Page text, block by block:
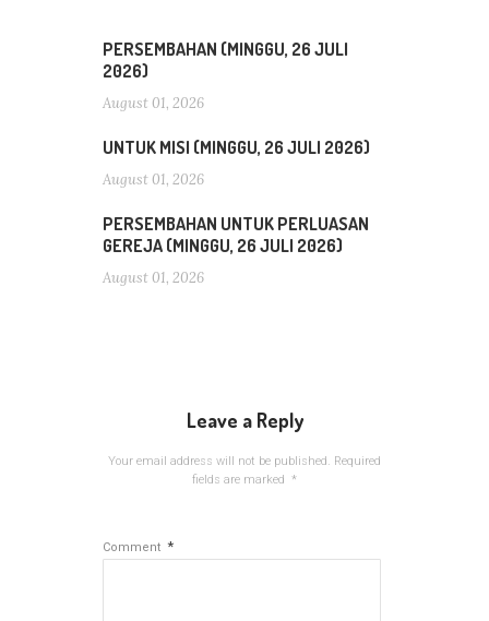
PERSEMBAHAN (MINGGU, 26 JULI
2026)
August 01, 2026
UNTUK MISI (MINGGU, 26 JULI 2026)
August 01, 2026
PERSEMBAHAN UNTUK PERLUASAN
GEREJA (MINGGU, 26 JULI 2026)
August 01, 2026
Leave a Reply
Your email address will not be published. Required
fields are marked *
Comment *